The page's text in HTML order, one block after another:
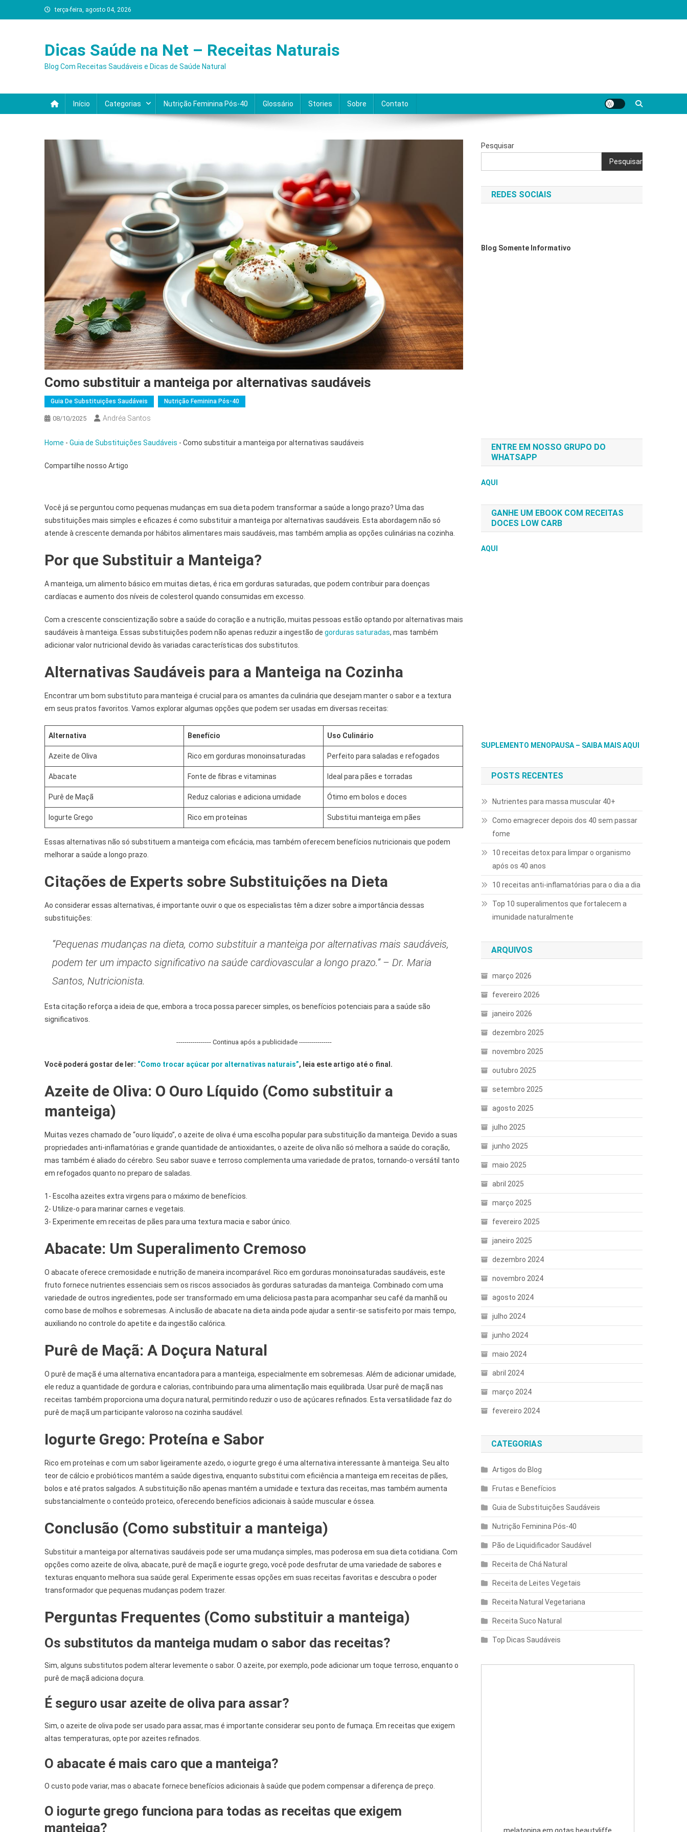
to
terça-feira, agosto 04, 2026
Dicas Saúde na Net – Receitas Naturais
Blog Com Receitas Saudáveis e Dicas de Saúde Natural
Início Categorias Nutrição Feminina Pós-40 Glossário Stories Sobre Contato
Como substituir a manteiga por alternativas saudáveis
Guia De Substituições Saudáveis Nutrição Feminina Pós-40
08/10/2025 Andréa Santos
Home - Guia de Substituições Saudáveis - Como substituir a manteiga por alternativas saudáveis
Compartilhe nosso Artigo
Você já se perguntou como pequenas mudanças em sua dieta podem transformar a saúde a longo prazo? Uma das
substituições mais simples e eficazes é como substituir a manteiga por alternativas saudáveis. Esta abordagem não só
atende à crescente demanda por hábitos alimentares mais saudáveis, mas também amplia as opções culinárias na cozinha.
Por que Substituir a Manteiga?
A manteiga, um alimento básico em muitas dietas, é rica em gorduras saturadas, que podem contribuir para doenças
cardíacas e aumento dos níveis de colesterol quando consumidas em excesso.
Com a crescente conscientização sobre a saúde do coração e a nutrição, muitas pessoas estão optando por alternativas mais
saudáveis à manteiga. Essas substituições podem não apenas reduzir a ingestão de gorduras saturadas, mas também
adicionar valor nutricional devido às variadas características dos substitutos.
Alternativas Saudáveis para a Manteiga na Cozinha
Encontrar um bom substituto para manteiga é crucial para os amantes da culinária que desejam manter o sabor e a textura
em seus pratos favoritos. Vamos explorar algumas opções que podem ser usadas em diversas receitas:
Alternativa Benefício Uso Culinário
Azeite de Oliva Rico em gorduras monoinsaturadas Perfeito para saladas e refogados
Abacate Fonte de fibras e vitaminas Ideal para pães e torradas
Purê de Maçã Reduz calorias e adiciona umidade Ótimo em bolos e doces
Iogurte Grego Rico em proteínas Substitui manteiga em pães
Essas alternativas não só substituem a manteiga com eficácia, mas também oferecem benefícios nutricionais que podem
melhorar a saúde a longo prazo.
Citações de Experts sobre Substituições na Dieta
Ao considerar essas alternativas, é importante ouvir o que os especialistas têm a dizer sobre a importância dessas
substituições:
“Pequenas mudanças na dieta, como substituir a manteiga por alternativas mais saudáveis,
podem ter um impacto significativo na saúde cardiovascular a longo prazo.” – Dr. Maria
Santos, Nutricionista.
Esta citação reforça a ideia de que, embora a troca possa parecer simples, os benefícios potenciais para a saúde são
significativos.
----------------- Continua após a publicidade ----------------
Você poderá gostar de ler: “Como trocar açúcar por alternativas naturais”, leia este artigo até o final.
Azeite de Oliva: O Ouro Líquido (Como substituir a
manteiga)
Muitas vezes chamado de “ouro líquido”, o azeite de oliva é uma escolha popular para substituição da manteiga. Devido a suas
propriedades anti-inflamatórias e grande quantidade de antioxidantes, o azeite de oliva não só melhora a saúde do coração,
mas também é aliado do cérebro. Seu sabor suave e terroso complementa uma variedade de pratos, tornando-o versátil tanto
em refogados quanto no preparo de saladas.
1- Escolha azeites extra virgens para o máximo de benefícios.
2- Utilize-o para marinar carnes e vegetais.
3- Experimente em receitas de pães para uma textura macia e sabor único.
Abacate: Um Superalimento Cremoso
O abacate oferece cremosidade e nutrição de maneira incomparável. Rico em gorduras monoinsaturadas saudáveis, este
fruto fornece nutrientes essenciais sem os riscos associados às gorduras saturadas da manteiga. Combinado com uma
variedade de outros ingredientes, pode ser transformado em uma deliciosa pasta para acompanhar seu café da manhã ou
como base de molhos e sobremesas. A inclusão de abacate na dieta ainda pode ajudar a sentir-se satisfeito por mais tempo,
auxiliando no controle do apetite e da ingestão calórica.
Purê de Maçã: A Doçura Natural
O purê de maçã é uma alternativa encantadora para a manteiga, especialmente em sobremesas. Além de adicionar umidade,
ele reduz a quantidade de gordura e calorias, contribuindo para uma alimentação mais equilibrada. Usar purê de maçã nas
receitas também proporciona uma doçura natural, permitindo reduzir o uso de açúcares refinados. Esta versatilidade faz do
purê de maçã um participante valoroso na cozinha saudável.
Iogurte Grego: Proteína e Sabor
Rico em proteínas e com um sabor ligeiramente azedo, o iogurte grego é uma alternativa interessante à manteiga. Seu alto
teor de cálcio e probióticos mantém a saúde digestiva, enquanto substitui com eficiência a manteiga em receitas de pães,
bolos e até pratos salgados. A substituição não apenas mantém a umidade e textura das receitas, mas também aumenta
substancialmente o conteúdo proteico, oferecendo benefícios adicionais à saúde muscular e óssea.
Conclusão (Como substituir a manteiga)
Substituir a manteiga por alternativas saudáveis pode ser uma mudança simples, mas poderosa em sua dieta cotidiana. Com
opções como azeite de oliva, abacate, purê de maçã e iogurte grego, você pode desfrutar de uma variedade de sabores e
texturas enquanto melhora sua saúde geral. Experimente essas opções em suas receitas favoritas e descubra o poder
transformador que pequenas mudanças podem trazer.
Perguntas Frequentes (Como substituir a manteiga)
Os substitutos da manteiga mudam o sabor das receitas?
Sim, alguns substitutos podem alterar levemente o sabor. O azeite, por exemplo, pode adicionar um toque terroso, enquanto o
purê de maçã adiciona doçura.
É seguro usar azeite de oliva para assar?
Sim, o azeite de oliva pode ser usado para assar, mas é importante considerar seu ponto de fumaça. Em receitas que exigem
altas temperaturas, opte por azeites refinados.
O abacate é mais caro que a manteiga?
O custo pode variar, mas o abacate fornece benefícios adicionais à saúde que podem compensar a diferença de preço.
O iogurte grego funciona para todas as receitas que exigem
manteiga?
Pesquisar
Pesquisar
REDES SOCIAIS
Blog Somente Informativo
ENTRE EM NOSSO GRUPO DO
WHATSAPP
AQUI
GANHE UM EBOOK COM RECEITAS
DOCES LOW CARB
AQUI
SUPLEMENTO MENOPAUSA – SAIBA MAIS AQUI
POSTS RECENTES
Nutrientes para massa muscular 40+
Como emagrecer depois dos 40 sem passar
fome
10 receitas detox para limpar o organismo
após os 40 anos
10 receitas anti-inflamatórias para o dia a dia
Top 10 superalimentos que fortalecem a
imunidade naturalmente
ARQUIVOS
março 2026
fevereiro 2026
janeiro 2026
dezembro 2025
novembro 2025
outubro 2025
setembro 2025
agosto 2025
julho 2025
junho 2025
maio 2025
abril 2025
março 2025
fevereiro 2025
janeiro 2025
dezembro 2024
novembro 2024
agosto 2024
julho 2024
junho 2024
maio 2024
abril 2024
março 2024
fevereiro 2024
CATEGORIAS
Artigos do Blog
Frutas e Benefícios
Guia de Substituições Saudáveis
Nutrição Feminina Pós-40
Pão de Liquidificador Saudável
Receita de Chá Natural
Receita de Leites Vegetais
Receita Natural Vegetariana
Receita Suco Natural
Top Dicas Saudáveis
melatonina em gotas beautyliffe